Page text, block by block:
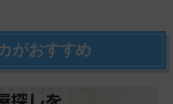
がおすすめ